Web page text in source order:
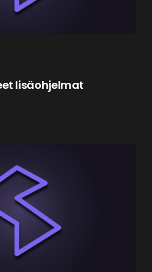
lisäohjelmat